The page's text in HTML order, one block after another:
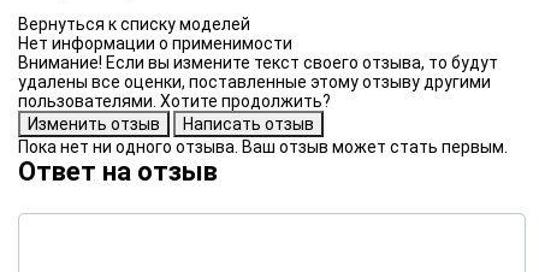
Нет информации о применимости
Внимание! Если вы измените текст своего отзыва, то будут
удалены все оценки, поставленные этому отзыву другими
пользователями. Хотите продолжить?
Пока нет ни одного отзыва. Ваш отзыв может стать первым.
Ответ на отзыв